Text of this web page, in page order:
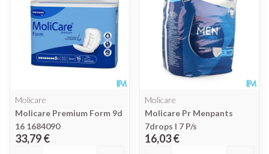
Molicare
Molicare Premium Form 9d
16 1684090
33,79 €
Molicare
Molicare Pr Menpants
7drops l 7 P/s
16,03 €